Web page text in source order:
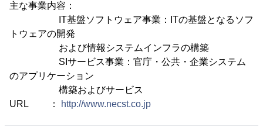
主な事業内容：
IT基盤ソフトウェア事業：ITの基盤となるソフ
トウェアの開発
および情報システムインフラの構築
SIサービス事業：官庁・公共・企業システム
のアプリケーション
構築およびサービス
URL ：
http://www.necst.co.jp